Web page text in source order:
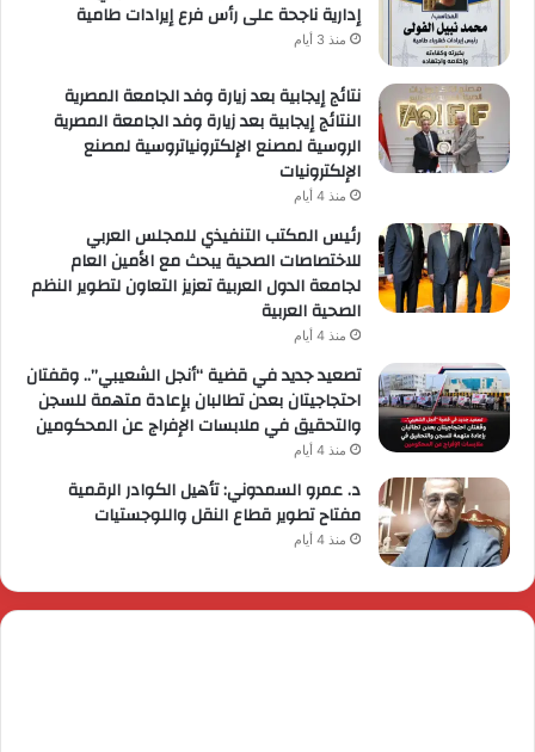
إدارية ناجحة على رأس فرع إيرادات طامية
منذ 3 أيام
نتائج إيجابية بعد زيارة وفد الجامعة المصرية
النتائج إيجابية بعد زيارة وفد الجامعة المصرية
الروسية لمصنع الإلكترونياتروسية لمصنع
الإلكترونيات
منذ 4 أيام
رئيس المكتب التنفيذي للمجلس العربي
للاختصاصات الصحية يبحث مع الأمين العام
لجامعة الدول العربية تعزيز التعاون لتطوير النظم
الصحية العربية
منذ 4 أيام
تصعيد جديد في قضية “أنجل الشعيبي”.. وقفتان
احتجاجيتان بعدن تطالبان بإعادة متهمة للسجن
والتحقيق في ملابسات الإفراج عن المحكومين
منذ 4 أيام
د. عمرو السمدوني: تأهيل الكوادر الرقمية
مفتاح تطوير قطاع النقل واللوجستيات
منذ 4 أيام